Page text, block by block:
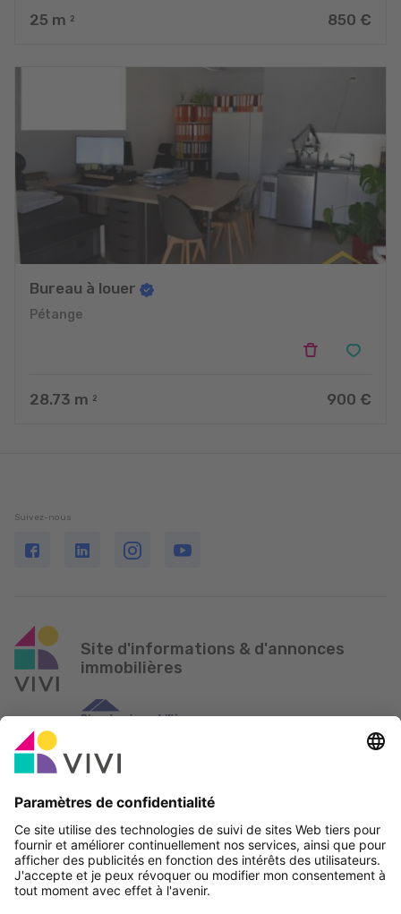
25 m 2 850 €
Bureau à louer
Pétange
28.73 m 2 900 €
Suivez-nous
Site d'informations & d'annonces
immobilières